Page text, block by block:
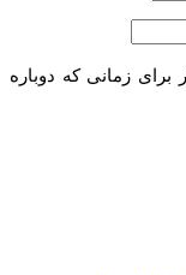
برای زمانی که دوباره